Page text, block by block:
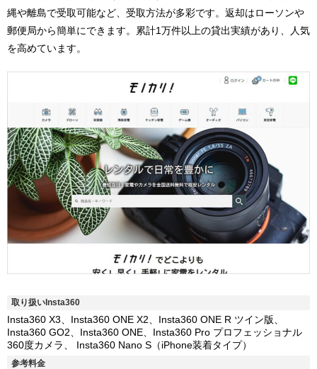
縄や離島で受取可能など、受取方法が多彩です。返却はローソンや
郵便局から簡単にできます。累計1万件以上の貸出実績があり、人気
を高めています。
取り扱いInsta360
Insta360 X3、Insta360 ONE X2、Insta360 ONE R ツイン版、
Insta360 GO2、Insta360 ONE、Insta360 Pro プロフェッショナル
360度カメラ、 Insta360 Nano S（iPhone装着タイプ）
参考料金